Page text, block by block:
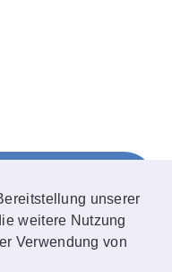
unserer
weitere Nutzung
Verwendung von